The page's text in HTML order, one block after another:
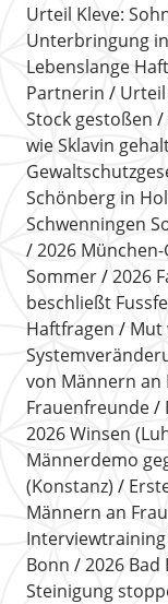
Urteil Kleve:
Unterbringung
Lebenslange
Partnerin
Stock gestoßen
wie Sklavin
Schönberg in
Schwenningen
2026
Sommer
2026
beschließt
Haftfragen
Mut
von Männern an
Frauenfreunde
2026 Winsen
Männerdemo
(Konstanz)
Männern an
Bonn
2026
Steinigung